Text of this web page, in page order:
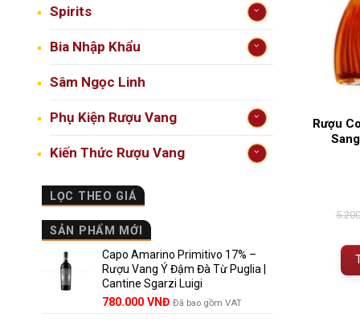
Spirits
Bia Nhập Khẩu
Sâm Ngọc Linh
Phụ Kiện Rượu Vang
Kiến Thức Rượu Vang
LỌC THEO GIÁ
SẢN PHẨM MỚI
Capo Amarino Primitivo 17% –
Rượu Vang Ý Đậm Đà Từ Puglia |
Cantine Sgarzi Luigi
Giá
780.000 VNĐGiá
Đã bao gồm VAT
Rượu